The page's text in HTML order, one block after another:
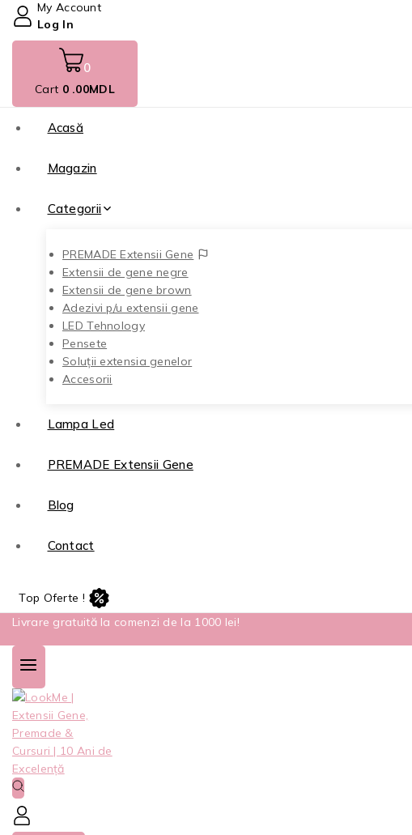
My Account
Log In
0
Cart 0 .00MDL
Acasă
Magazin
Categorii
PREMADE Extensii Gene
Extensii de gene negre
Extensii de gene brown
Adezivi p/u extensii gene
LED Tehnology
Pensete
Soluții extensia genelor
Accesorii
Lampa Led
PREMADE Extensii Gene
Blog
Contact
Top Oferte !
Livrare gratuită la comenzi de la 1000 lei!